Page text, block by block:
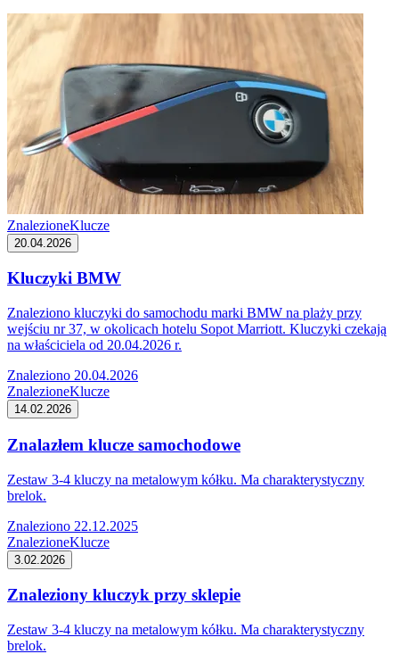
ZnalezioneKlucze
20.04.2026
Kluczyki BMW
Znaleziono kluczyki do samochodu marki BMW na plaży przy
wejściu nr 37, w okolicach hotelu Sopot Marriott. Kluczyki czekają
na właściciela od 20.04.2026 r.
Znaleziono 20.04.2026
ZnalezioneKlucze
14.02.2026
Znalazłem klucze samochodowe
Zestaw 3-4 kluczy na metalowym kółku. Ma charakterystyczny
brelok.
Znaleziono 22.12.2025
ZnalezioneKlucze
3.02.2026
Znaleziony kluczyk przy sklepie
Zestaw 3-4 kluczy na metalowym kółku. Ma charakterystyczny
brelok.